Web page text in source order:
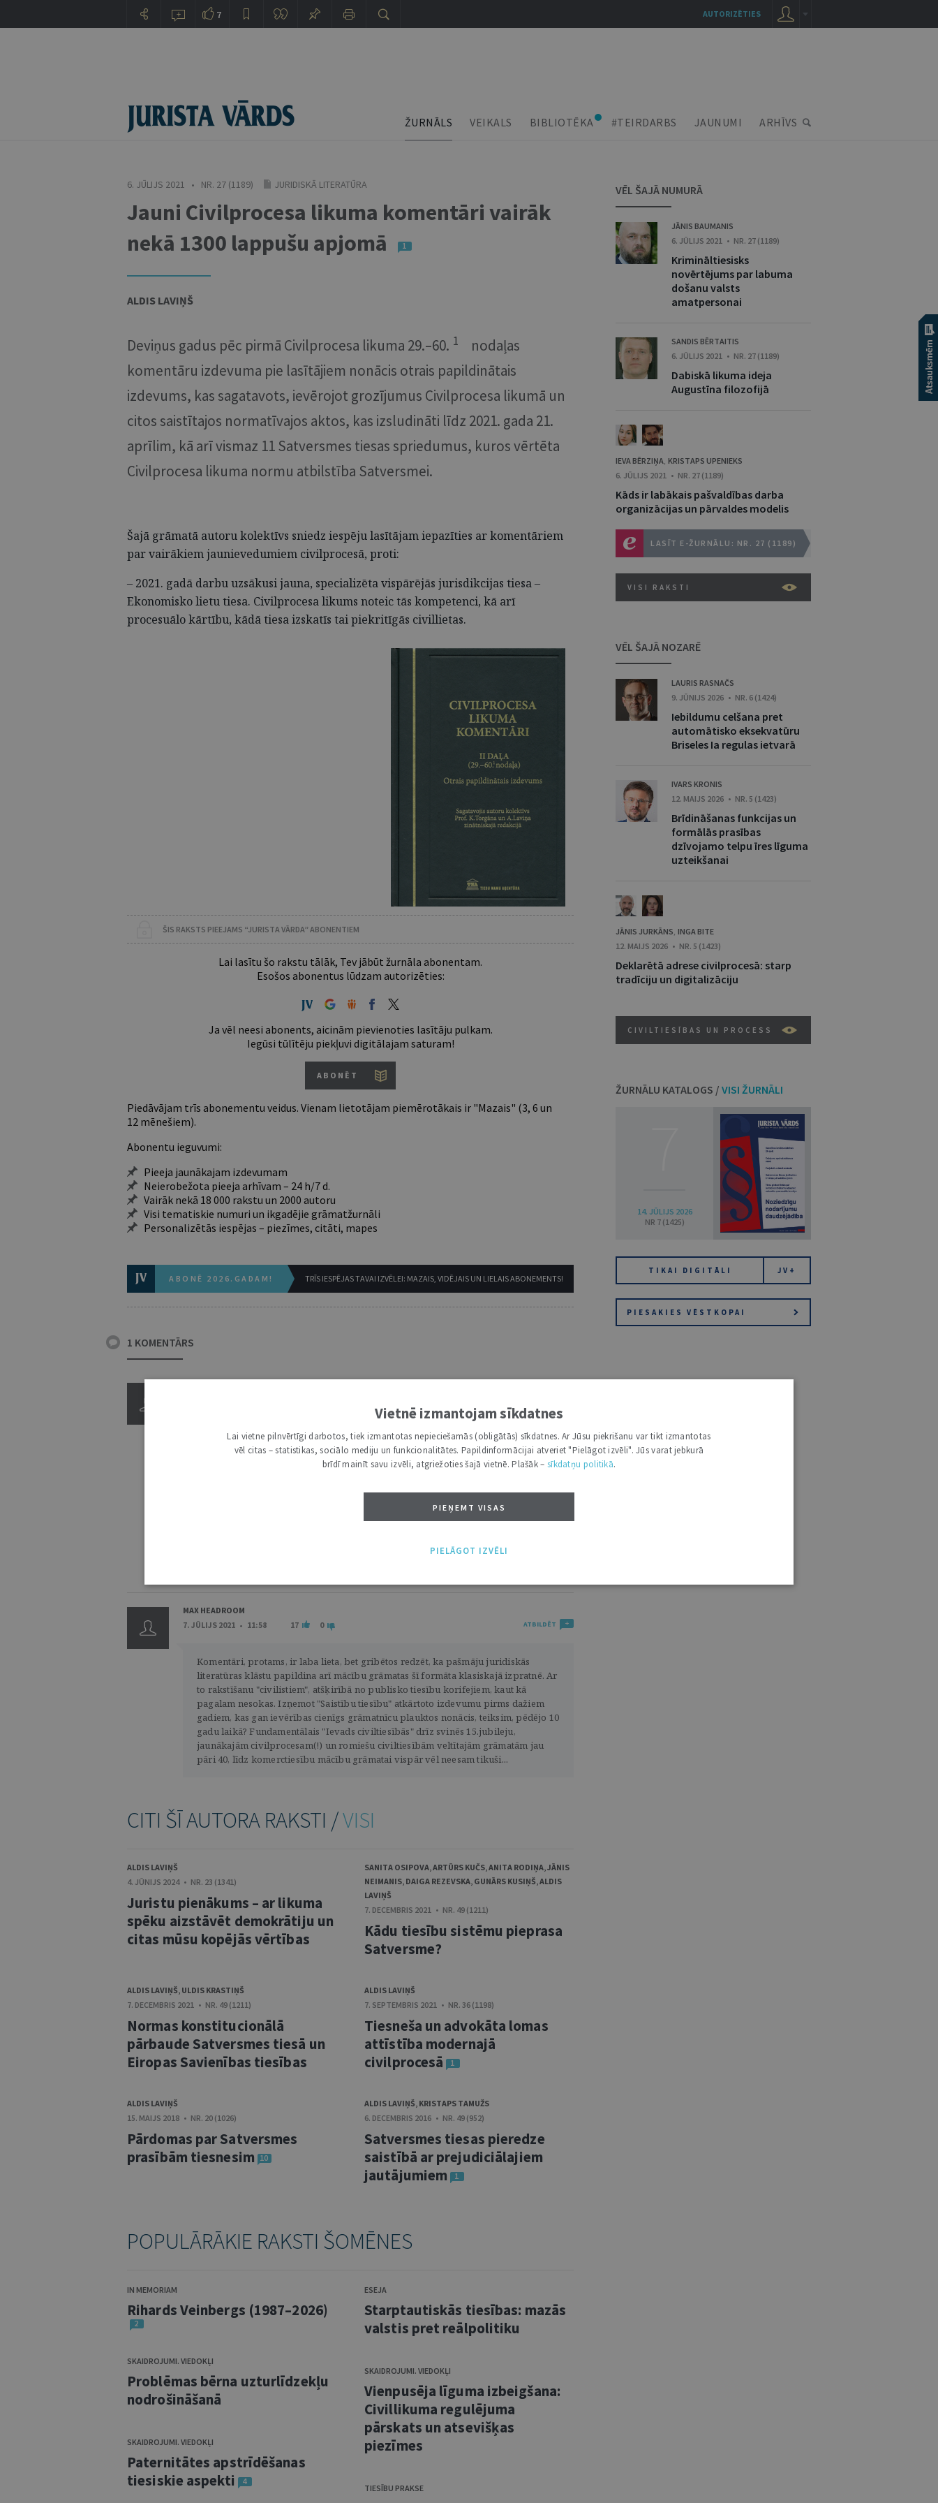
ŽURNĀLS VEIKALS BIBLIOTĒKA #TEIRDARBS JAUNUMI ARHĪVS
6. JŪLIJS 2021 • NR. 27 (1189) JURIDISKĀ LITERATŪRA
Jauni Civilprocesa likuma komentāri vairāk
nekā 1300 lappušu apjomā
1
ALDIS LAVIŅŠ
Deviņus gadus pēc pirmā Civilprocesa likuma 29.–60. 1
nodaļas
komentāru izdevuma pie lasītājiem nonācis otrais papildinātais
izdevums, kas sagatavots, ievērojot grozījumus Civilprocesa likumā un
citos saistītajos normatīvajos aktos, kas izsludināti līdz 2021. gada 21.
aprīlim, kā arī vismaz 11 Satversmes tiesas spriedumus, kuros vērtēta
Civilprocesa likuma normu atbilstība Satversmei.
Šajā grāmatā autoru kolektīvs sniedz iespēju lasītājam iepazīties ar komentāriem
par vairākiem jaunievedumiem civilprocesā, proti:
– 2021. gadā darbu uzsākusi jauna, specializēta vispārējās jurisdikcijas tiesa –
Ekonomisko lietu tiesa. Civilprocesa likums noteic tās kompetenci, kā arī
procesuālo kārtību, kādā tiesa izskatīs tai piekritīgās civillietas.
ŠIS RAKSTS PIEEJAMS “JURISTA VĀRDA” ABONENTIEM
Lai lasītu šo rakstu tālāk, Tev jābūt žurnāla abonentam.
Esošos abonentus lūdzam autorizēties:
Ja vēl neesi abonents, aicinām pievienoties lasītāju pulkam.
Iegūsi tūlītēju piekļuvi digitālajam saturam!
ABONĒT
Piedāvājam trīs abonementu veidus. Vienam lietotājam piemērotākais ir "Mazais" (3, 6 un
12 mēnešiem).
Abonentu ieguvumi:
Pieeja jaunākajam izdevumam
Neierobežota pieeja arhīvam – 24 h/7 d.
Vairāk nekā 18 000 rakstu un 2000 autoru
Visi tematiskie numuri un ikgadējie grāmatžurnāli
Personalizētās iespējas – piezīmes, citāti, mapes
ABONĒ 2026.GADAM! TRĪS IESPĒJAS TAVAI IZVĒLEI: MAZAIS, VIDĒJAIS UN LIELAIS ABONEMENTS!
1 KOMENTĀRS
MAX HEADROOM
7. JŪLIJS 2021 • 11:58
17 0 ATBILDĒT
Komentāri, protams, ir laba lieta, bet gribētos redzēt, ka pašmāju juridiskās
literatūras klāstu papildina arī mācību grāmatas šī formāta klasiskajā izpratnē. Ar
to rakstīšanu "civilistiem", atšķirībā no publisko tiesību korifejiem, kaut kā
pagalam nesokas. Izņemot "Saistību tiesību" atkārtoto izdevumu pirms dažiem
gadiem, kas gan ievērības cienīgs grāmatnīcu plauktos nonācis, teiksim, pēdējo 10
gadu laikā? Fundamentālais "Ievads civiltiesībās" drīz svinēs 15.jubileju,
jaunākajām civilprocesam(!) un romiešu civiltiesībām veltītajām grāmatām jau
pāri 40, līdz komerctiesību mācību grāmatai vispār vēl neesam tikuši...
CITI ŠĪ AUTORA RAKSTI /VISI
ALDIS LAVIŅŠ
4. JŪNIJS 2024 • NR. 23 (1341)
Juristu pienākums – ar likuma
spēku aizstāvēt demokrātiju un
citas mūsu kopējās vērtības
SANITA OSIPOVA,ARTŪRS KUČS,ANITA RODIŅA,JĀNIS
NEIMANIS, DAIGA REZEVSKA, GUNĀRS KUSIŅŠ,ALDIS
LAVIŅŠ
7. DECEMBRIS 2021 • NR. 49 (1211)
Kādu tiesību sistēmu pieprasa
Satversme?
ALDIS LAVIŅŠ, ULDIS KRASTIŅŠ
7. DECEMBRIS 2021 • NR. 49 (1211)
Normas konstitucionālā
pārbaude Satversmes tiesā un
Eiropas Savienības tiesības
ALDIS LAVIŅŠ
7. SEPTEMBRIS 2021 • NR. 36 (1198)
Tiesneša un advokāta lomas
attīstība modernajā
civilprocesā
1
ALDIS LAVIŅŠ
15. MAIJS 2018 • NR. 20 (1026)
Pārdomas par Satversmes
prasībām tiesnesim 10
ALDIS LAVIŅŠ, KRISTAPS TAMUŽS
6. DECEMBRIS 2016 • NR. 49 (952)
Satversmes tiesas pieredze
saistībā ar prejudiciālajiem
jautājumiem
1
POPULĀRĀKIE RAKSTI ŠOMĒNES
IN MEMORIAM
Rihards Veinbergs (1987–2026)
2
SKAIDROJUMI. VIEDOKĻI
Problēmas bērna uzturlīdzekļu
nodrošināšanā
SKAIDROJUMI. VIEDOKĻI
Paternitātes apstrīdēšanas
tiesiskie aspekti
4
ESEJA
Starptautiskās tiesības: mazās
valstis pret reālpolitiku
SKAIDROJUMI. VIEDOKĻI
Vienpusēja līguma izbeigšana:
Civillikuma regulējuma
pārskats un atsevišķas
piezīmes
TIESĪBU PRAKSE
VĒL ŠAJĀ NUMURĀ
JĀNIS BAUMANIS
6. JŪLIJS 2021 • NR. 27 (1189)
Krimināltiesisks
novērtējums par labuma
došanu valsts
amatpersonai
SANDIS BĒRTAITIS
6. JŪLIJS 2021 • NR. 27 (1189)
Dabiskā likuma ideja
Augustīna filozofijā
IEVA BĒRZIŅA, KRISTAPS UPENIEKS
6. JŪLIJS 2021 • NR. 27 (1189)
Kāds ir labākais pašvaldības darba
organizācijas un pārvaldes modelis
LASĪT E-ŽURNĀLU: NR. 27 (1189)
VISI RAKSTI
VĒL ŠAJĀ NOZARĒ
LAURIS RASNAČS
9. JŪNIJS 2026 • NR. 6 (1424)
Iebildumu celšana pret
automātisko eksekvatūru
Briseles Ia regulas ietvarā
IVARS KRONIS
12. MAIJS 2026 • NR. 5 (1423)
Brīdināšanas funkcijas un
formālās prasības
dzīvojamo telpu īres līguma
uzteikšanai
JĀNIS JURKĀNS, INGA BITE
12. MAIJS 2026 • NR. 5 (1423)
Deklarētā adrese civilprocesā: starp
tradīciju un digitalizāciju
CIVILTIESĪBAS UN PROCESS
ŽURNĀLU KATALOGS / VISI ŽURNĀLI
14. JŪLIJS 2026
NR 7 (1425)
TIKAI DIGITĀLI JV+
PIESAKIES VĒSTKOPAI
7 AUTORIZĒTIES
Vietnē izmantojam sīkdatnes
Lai vietne pilnvērtīgi darbotos, tiek izmantotas nepieciešamās (obligātās) sīkdatnes. Ar Jūsu piekrišanu var tikt izmantotas
vēl citas – statistikas, sociālo mediju un funkcionalitātes. Papildinformācijai atveriet "Pielāgot izvēli". Jūs varat jebkurā
brīdī mainīt savu izvēli, atgriežoties šajā vietnē. Plašāk – sīkdatņu politikā.
PIEŅEMT VISAS
PIELĀGOT IZVĒLI